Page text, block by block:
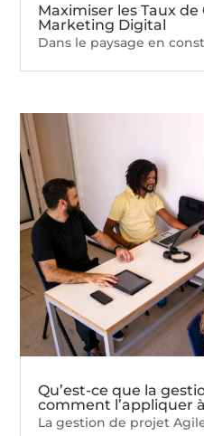
Maximiser les Taux de
Marketing Digital
Dans le paysage en
Qu’est-ce que la
comment l’appliquer
La gestion de projet